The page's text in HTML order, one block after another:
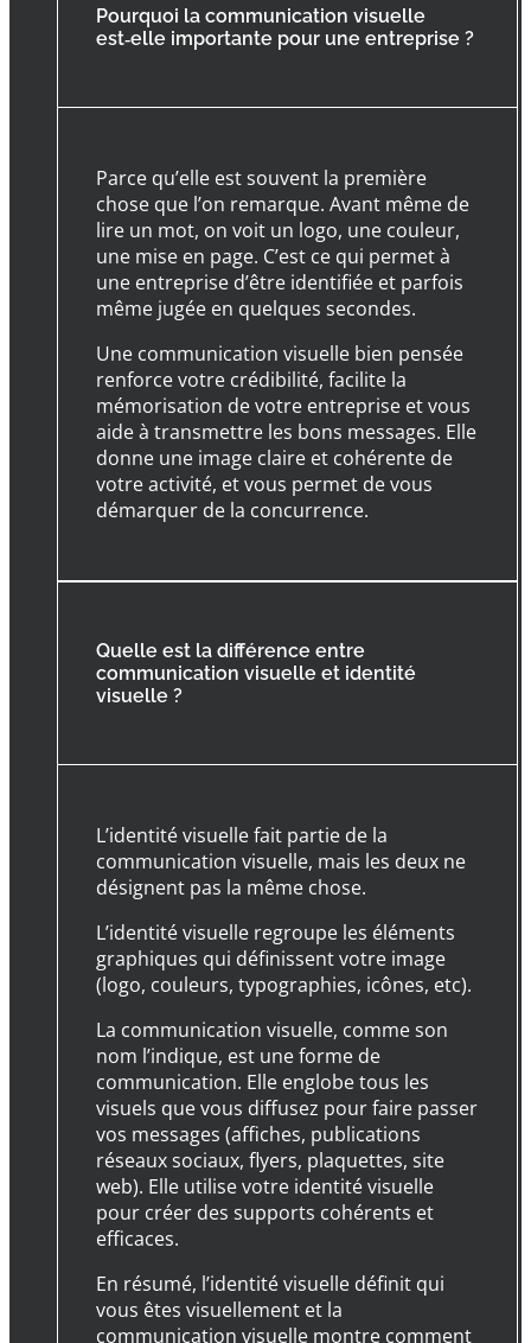
Pourquoi la communication visuelle
est‑elle importante pour une entreprise ?
Parce qu’elle est souvent la première
chose que l’on remarque. Avant même de
lire un mot, on voit un logo, une couleur,
une mise en page. C’est ce qui permet à
une entreprise d’être identifiée et parfois
même jugée en quelques secondes.
Une communication visuelle bien pensée
renforce votre crédibilité, facilite la
mémorisation de votre entreprise et vous
aide à transmettre les bons messages. Elle
donne une image claire et cohérente de
votre activité, et vous permet de vous
démarquer de la concurrence.
Quelle est la différence entre
communication visuelle et identité
visuelle ?
L’identité visuelle fait partie de la
communication visuelle, mais les deux ne
désignent pas la même chose.
L’identité visuelle regroupe les éléments
graphiques qui définissent votre image
(logo, couleurs, typographies, icônes, etc).
La communication visuelle, comme son
nom l’indique, est une forme de
communication. Elle englobe tous les
visuels que vous diffusez pour faire passer
vos messages (affiches, publications
réseaux sociaux, flyers, plaquettes, site
web). Elle utilise votre identité visuelle
pour créer des supports cohérents et
efficaces.
En résumé, l’identité visuelle définit qui
vous êtes visuellement et la
communication visuelle montre comment